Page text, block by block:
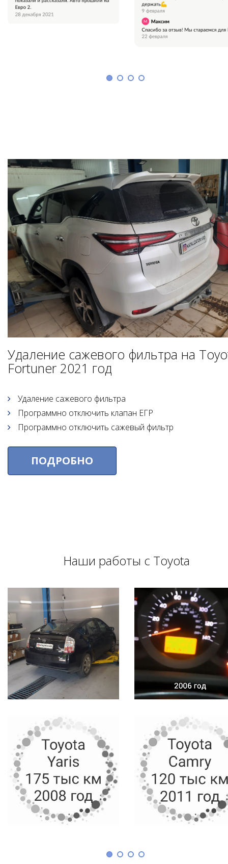
Удаление сажевого фильтра на
Fortuner 2021 год
Удаление сажевого фильтра
Программно отключить клапан ЕГР
Программно отключить сажевый фильтр
ПОДРОБНО
Наши работы с Toyota